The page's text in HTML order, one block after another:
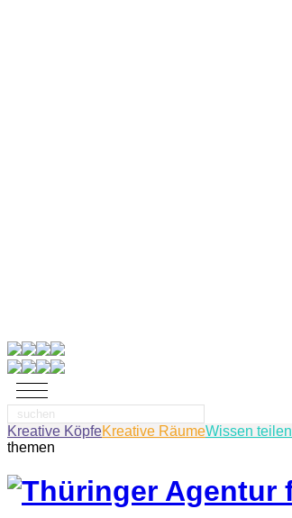
Suche
nach:
Kreative KöpfeKreative RäumeWissen teilen
themen